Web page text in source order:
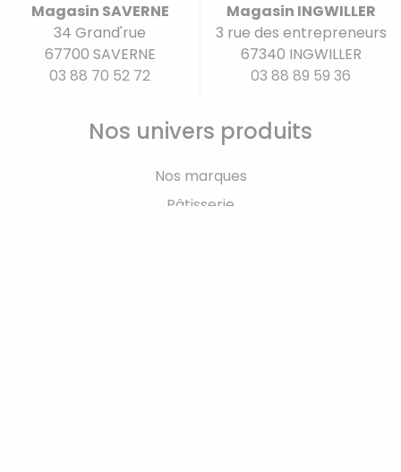
Magasin SAVERNE
34 Grand'rue
67700 SAVERNE
03 88 70 52 72
Magasin INGWILLER
3 rue des entrepreneurs
67340 INGWILLER
03 88 89 59 36
Nos univers produits
Nos marques
Pâtisserie